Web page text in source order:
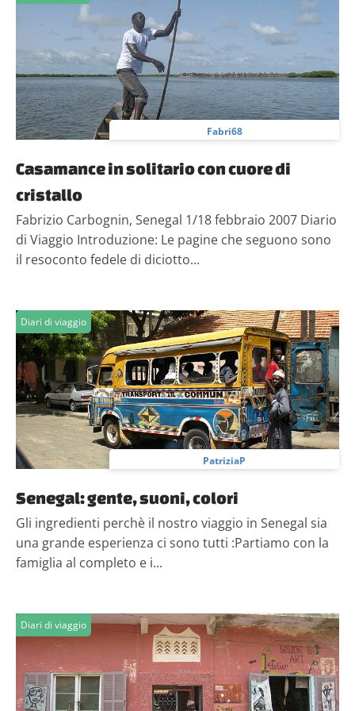
informazioni sul modo in cui utilizzi il nostro sito con i
nostri partner che si occupano di analisi dei dati web,
pubblicità e social media, i quali potrebbero combinarle
con altre informazioni che hai fornito loro o che hanno
raccolto dal tuo utilizzo dei loro servizi.
Fabri68
Casamance in solitario con cuore di
cristallo
Fabrizio Carbognin, Senegal 1/18 febbraio 2007 Diario
di Viaggio Introduzione: Le pagine che seguono sono
il resoconto fedele di diciotto...
Diari di viaggio
PatriziaP
Senegal: gente, suoni, colori
Gli ingredienti perchè il nostro viaggio in Senegal sia
una grande esperienza ci sono tutti :Partiamo con la
famiglia al completo e i...
Diari di viaggio